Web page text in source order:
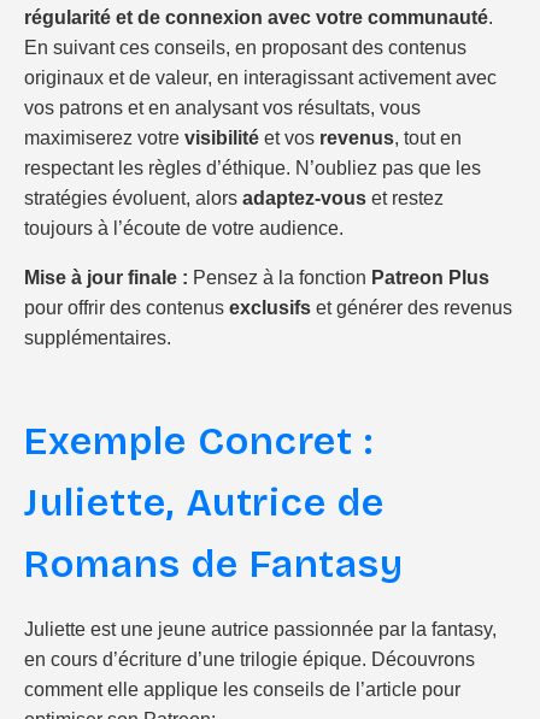
régularité et de connexion avec votre communauté.
En suivant ces conseils, en proposant des contenus
originaux et de valeur, en interagissant activement avec
vos patrons et en analysant vos résultats, vous
maximiserez votre visibilité et vos revenus, tout en
respectant les règles d’éthique. N’oubliez pas que les
stratégies évoluent, alors adaptez-vous et restez
toujours à l’écoute de votre audience.
Mise à jour finale : Pensez à la fonction Patreon Plus
pour offrir des contenus exclusifs et générer des revenus
supplémentaires.
Exemple Concret :
Juliette, Autrice de
Romans de Fantasy
Juliette est une jeune autrice passionnée par la fantasy,
en cours d’écriture d’une trilogie épique. Découvrons
comment elle applique les conseils de l’article pour